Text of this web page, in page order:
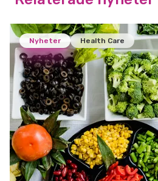
Nyheter Health Care